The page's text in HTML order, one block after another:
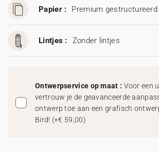
Papier :
Lintjes : Zonder lintjes
Ontwerpservice op maat : Voor een
vertrouw je de geavanceerde
ontwerp toe aan een grafisch
Bird! (+€ 59,00)